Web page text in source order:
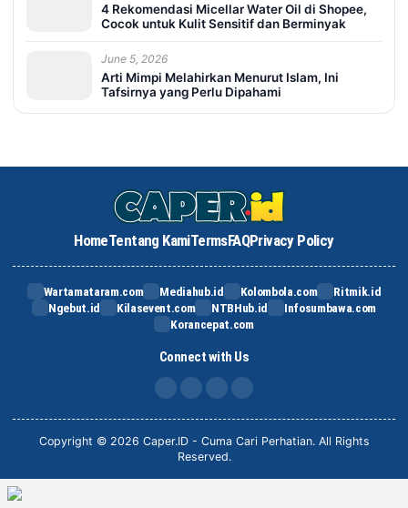
4 Rekomendasi Micellar Water Oil di Shopee,
Cocok untuk Kulit Sensitif dan Berminyak
June 5, 2026
Arti Mimpi Melahirkan Menurut Islam, Ini
Tafsirnya yang Perlu Dipahami
HomeTentang KamiTermsFAQPrivacy Policy
Wartamataram.com Mediahub.id Kolombola.com
Ritmik.id
Ngebut.id
Kilasevent.com NTBHub.id
Infosumbawa.com
Korancepat.com
Connect with Us
FB IG TikTok
Copyright © 2026 Caper.ID - Cuma Cari Perhatian. All Rights
Reserved.